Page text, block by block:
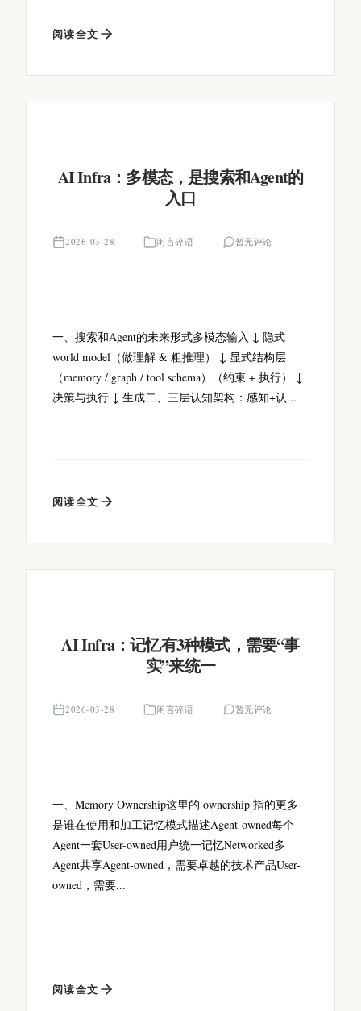
阅读全文
AI Infra：多模态，是搜索和Agent的
入口
2026-03-28 闲言碎语 暂无评论
一、搜索和Agent的未来形式多模态输入 ↓ 隐式
world model（做理解 & 粗推理） ↓ 显式结构层
（memory / graph / tool schema）（约束 + 执行） ↓
决策与执行 ↓ 生成二、三层认知架构：感知+认...
阅读全文
AI Infra：记忆有3种模式，需要“事
实”来统一
2026-03-28 闲言碎语 暂无评论
一、Memory Ownership这里的 ownership 指的更多
是谁在使用和加工记忆模式描述Agent-owned每个
Agent一套User-owned用户统一记忆Networked多
Agent共享Agent-owned，需要卓越的技术产品User-
owned，需要...
阅读全文